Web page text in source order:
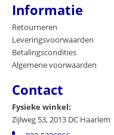
Informatie
Retourneren
Leveringsvoorwaarden
Betalingscondities
Algemene voorwaarden
Contact
Fysieke winkel:
Zijlweg 53, 2013 DC Haarlem